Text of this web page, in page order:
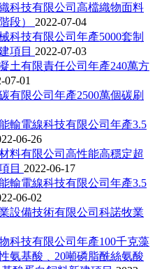
科技有限公司高檔織物面料
段） 2022-07-04
科技有限公司年產5000套制
項目 2022-07-03
土有限責任公司年產240萬方
07-01
有限公司年產2500萬個碳刷
輸電線科技有限公司年產3.5
06-26
料有限公司高性能高穩定超
目 2022-06-17
輸電線科技有限公司年產3.5
06-02
設備技術有限公司科諾牧業
科技有限公司年產100千克藻
氨基酸﹑20噸磷脂酰絲氨酸